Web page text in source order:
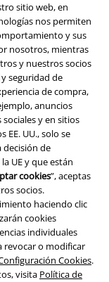
sitio web, en
nos permiten
y sus
nosotros, mientras
y nuestros socios
seguridad de
de compra,
anuncios
y en sitios
EE. UU., solo se
decisión de
UE y que están
cookies”, aceptas
socios.
haciendo clic
cookies
individuales
revocar o modificar
Cookies.
visita Política de